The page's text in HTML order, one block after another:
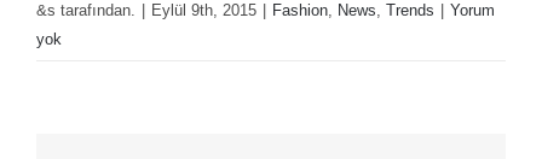
&s tarafından. Eylül 9th, 2015 Fashion, News, Trends
Yorum
yok